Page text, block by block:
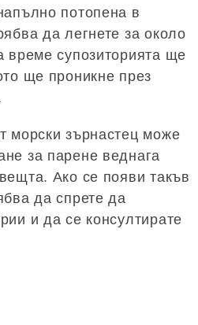
потопена в
да легнете за около
време супозиторията ще
ще проникне през
морски зърнастец може
за парене веднага
Ако се появи такъв
да спрете да
и да се консултирате